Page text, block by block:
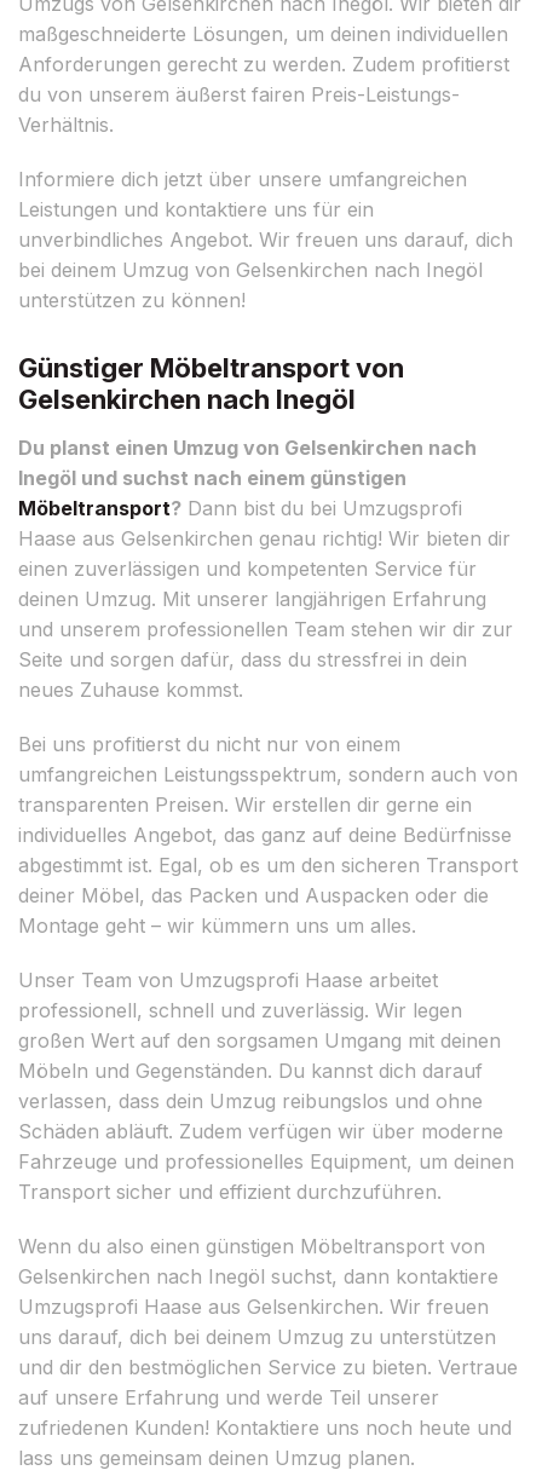
maßgeschneiderte Lösungen, um deinen individuellen
Anforderungen gerecht zu werden. Zudem profitierst
du von unserem äußerst fairen Preis-Leistungs-
Verhältnis.
Informiere dich jetzt über unsere umfangreichen
Leistungen und kontaktiere uns für ein
unverbindliches Angebot. Wir freuen uns darauf, dich
bei deinem Umzug von Gelsenkirchen nach Inegöl
unterstützen zu können!
Günstiger Möbeltransport von
Gelsenkirchen nach Inegöl
Du planst einen Umzug von Gelsenkirchen nach
Inegöl und suchst nach einem günstigen
Möbeltransport? Dann bist du bei Umzugsprofi
Haase aus Gelsenkirchen genau richtig! Wir bieten dir
einen zuverlässigen und kompetenten Service für
deinen Umzug. Mit unserer langjährigen Erfahrung
und unserem professionellen Team stehen wir dir zur
Seite und sorgen dafür, dass du stressfrei in dein
neues Zuhause kommst.
Bei uns profitierst du nicht nur von einem
umfangreichen Leistungsspektrum, sondern auch von
transparenten Preisen. Wir erstellen dir gerne ein
individuelles Angebot, das ganz auf deine Bedürfnisse
abgestimmt ist. Egal, ob es um den sicheren Transport
deiner Möbel, das Packen und Auspacken oder die
Montage geht – wir kümmern uns um alles.
Unser Team von Umzugsprofi Haase arbeitet
professionell, schnell und zuverlässig. Wir legen
großen Wert auf den sorgsamen Umgang mit deinen
Möbeln und Gegenständen. Du kannst dich darauf
verlassen, dass dein Umzug reibungslos und ohne
Schäden abläuft. Zudem verfügen wir über moderne
Fahrzeuge und professionelles Equipment, um deinen
Transport sicher und effizient durchzuführen.
Wenn du also einen günstigen Möbeltransport von
Gelsenkirchen nach Inegöl suchst, dann kontaktiere
Umzugsprofi Haase aus Gelsenkirchen. Wir freuen
uns darauf, dich bei deinem Umzug zu unterstützen
und dir den bestmöglichen Service zu bieten. Vertraue
auf unsere Erfahrung und werde Teil unserer
zufriedenen Kunden! Kontaktiere uns noch heute und
lass uns gemeinsam deinen Umzug planen.